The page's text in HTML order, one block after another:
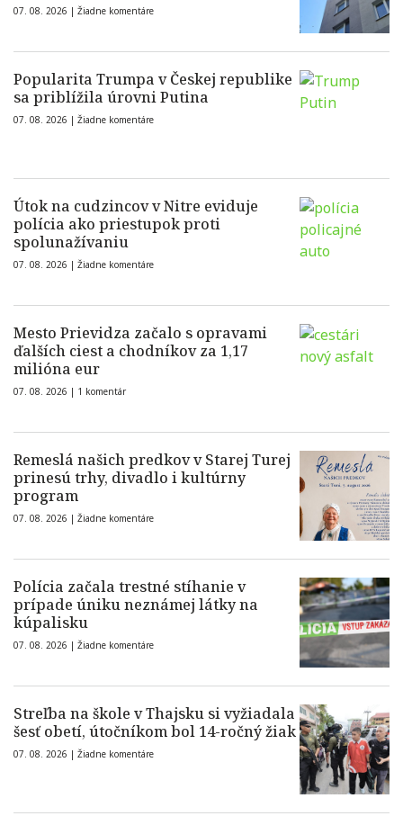
07. 08. 2026 | Žiadne komentáre
Popularita Trumpa v Českej republike
sa priblížila úrovni Putina
07. 08. 2026 | Žiadne komentáre
Útok na cudzincov v Nitre eviduje
polícia ako priestupok proti
spolunažívaniu
07. 08. 2026 | Žiadne komentáre
Mesto Prievidza začalo s opravami
ďalších ciest a chodníkov za 1,17
milióna eur
07. 08. 2026 | 1 komentár
Remeslá našich predkov v Starej Turej
prinesú trhy, divadlo i kultúrny
program
07. 08. 2026 | Žiadne komentáre
Polícia začala trestné stíhanie v
prípade úniku neznámej látky na
kúpalisku
07. 08. 2026 | Žiadne komentáre
Streľba na škole v Thajsku si vyžiadala
šesť obetí, útočníkom bol 14-ročný žiak
07. 08. 2026 | Žiadne komentáre